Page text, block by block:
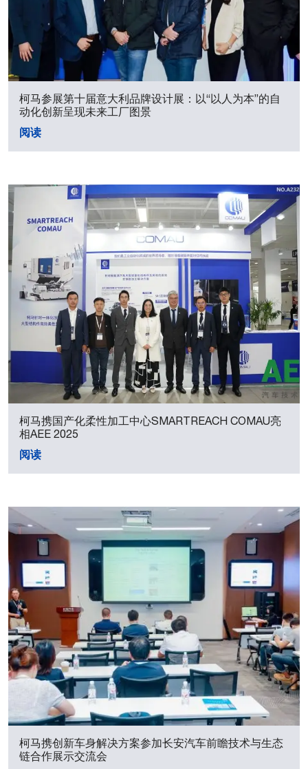
柯马参展第十届意大利品牌设计展：以“以人为本”的自
动化创新呈现未来工厂图景
阅读
柯马携国产化柔性加工中心SMARTREACH COMAU亮
相AEE 2025
阅读
柯马携创新车身解决方案参加长安汽车前瞻技术与生态
链合作展示交流会